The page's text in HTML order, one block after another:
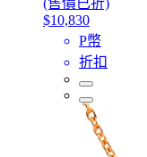
$10,830
P幣
折扣